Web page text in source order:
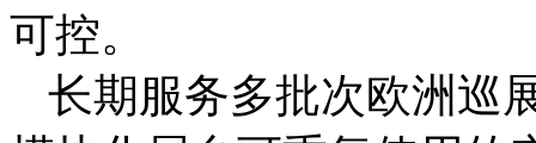
可控。
长期服务多批次欧洲巡